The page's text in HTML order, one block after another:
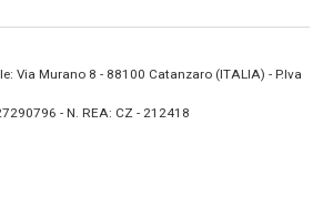
Via Murano 8 - 88100 Catanzaro (ITALIA) - P.Iva
- N. REA: CZ - 212418